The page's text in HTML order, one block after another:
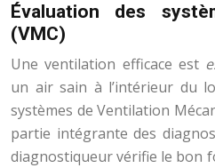
Évaluation des
(VMC)
Une ventilation efficace est
un air sain à l’intérieur du
systèmes de Ventilation
partie intégrante des
diagnostiqueur vérifie le bon